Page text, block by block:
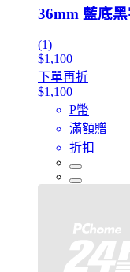
36mm 藍底
(1)
$1,100
下單再折
$1,100
P幣
滿額贈
折扣